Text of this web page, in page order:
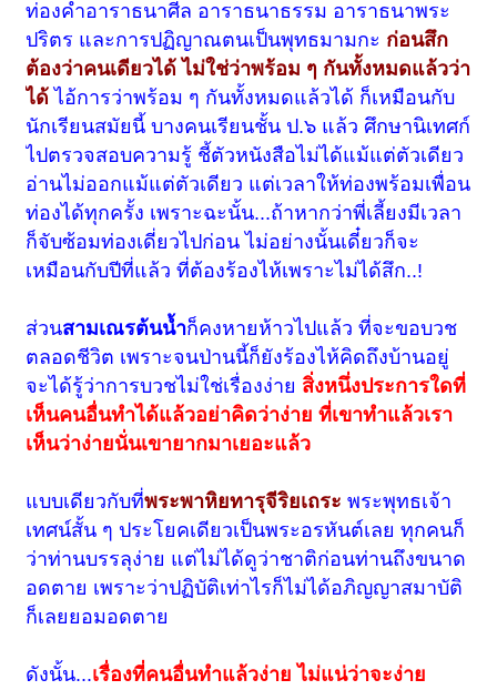
ท่องคำอาราธนาศีล อาราธนาธรรม อาราธนาพระ
ปริตร และการปฏิญาณตนเป็นพุทธมามกะ ก่อนสึก
ต้องว่าคนเดียวได้ ไม่ใช่ว่าพร้อม ๆ กันทั้งหมดแล้วว่า
ได้ ไอ้การว่าพร้อม ๆ กันทั้งหมดแล้วได้ ก็เหมือนกับ
นักเรียนสมัยนี้ บางคนเรียนชั้น ป.๖ แล้ว ศึกษานิเทศก์
ไปตรวจสอบความรู้ ชี้ตัวหนังสือไม่ได้แม้แต่ตัวเดียว
อ่านไม่ออกแม้แต่ตัวเดียว แต่เวลาให้ท่องพร้อมเพื่อน
ท่องได้ทุกครั้ง เพราะฉะนั้น...ถ้าหากว่าพี่เลี้ยงมีเวลา
ก็จับซ้อมท่องเดี่ยวไปก่อน ไม่อย่างนั้นเดี๋ยวก็จะ
เหมือนกับปีที่แล้ว ที่ต้องร้องไห้เพราะไม่ได้สึก..!
ส่วนสามเณรต้นน้ำก็คงหายห้าวไปแล้ว ที่จะขอบวช
ตลอดชีวิต เพราะจนป่านนี้ก็ยังร้องไห้คิดถึงบ้านอยู่
จะได้รู้ว่าการบวชไม่ใช่เรื่องง่าย สิ่งหนึ่งประการใดที่
เห็นคนอื่นทำได้แล้วอย่าคิดว่าง่าย ที่เขาทำแล้วเรา
เห็นว่าง่ายนั่นเขายากมาเยอะแล้ว
แบบเดียวกับที่พระพาหิยทารุจีริยเถระ พระพุทธเจ้า
เทศน์สั้น ๆ ประโยคเดียวเป็นพระอรหันต์เลย ทุกคนก็
ว่าท่านบรรลุง่าย แต่ไม่ได้ดูว่าชาติก่อนท่านถึงขนาด
อดตาย เพราะว่าปฏิบัติเท่าไรก็ไม่ได้อภิญญาสมาบัติ
ก็เลยยอมอดตาย
ดังนั้น...เรื่องที่คนอื่นทำแล้วง่าย ไม่แน่ว่าจะง่าย